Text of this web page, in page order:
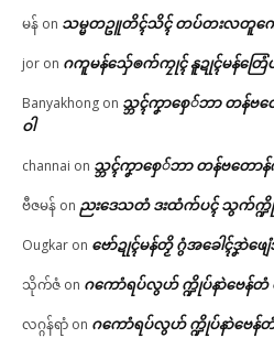
မန် on သမ္မတဥူတိၚ်သိၚ် တပ်တးလတူက
jor on ဂကူမန်​သှ်ေၜက်ကၠုၚ် နူဍုၚ်မန်တြေံ
Banyakhong on သ္ဘၚ်ကၞာစှေ်ဘာ တန်ဗ
ဝါ
channai on သ္ဘၚ်ကၞာစှေ်ဘာ တန်ဗတော
ဗီဇမန် on ညးဒေသတံ ဒးထံက်ပၚ် သွက်က္
Ougkar on ဗော်ဍုၚ်မန်တၟိ ဂွံအခေါၚ်ဒၞာဲဖျ
သိုက်ဇံ on ဂကောံရပ်လွဟ် က္ဍိုပ်နာဲဗေန်တံ
လဂ္ဂန်ရာံ on ဂကောံရပ်လွဟ် က္ဍိုပ်နာဲဗေန်